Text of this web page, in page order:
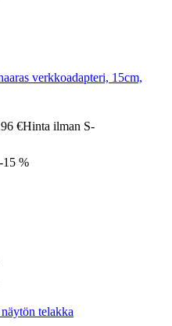
verkkoadapteri, 15cm,
€Hinta ilman S-
-15 %
telakka